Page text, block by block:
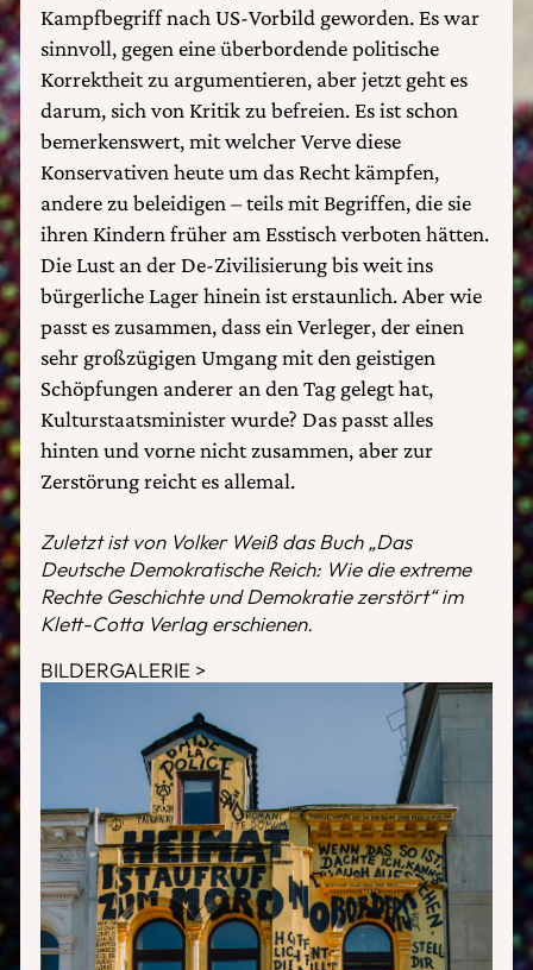
Kampfbegriff nach US-Vorbild geworden. Es war
sinnvoll, gegen eine überbordende politische
Korrektheit zu argumentieren, aber jetzt geht es
darum, sich von Kritik zu befreien. Es ist schon
bemerkenswert, mit welcher Verve diese
Konservativen heute um das Recht kämpfen,
andere zu beleidigen – teils mit Begriffen, die sie
ihren Kindern früher am Esstisch verboten hätten.
Die Lust an der De-Zivilisierung bis weit ins
bürgerliche Lager hinein ist erstaunlich. Aber wie
passt es zusammen, dass ein Verleger, der einen
sehr großzügigen Umgang mit den geistigen
Schöpfungen anderer an den Tag gelegt hat,
Kulturstaatsminister wurde? Das passt alles
hinten und vorne nicht zusammen, aber zur
Zerstörung reicht es allemal.
Zuletzt ist von Volker Weiß das Buch „Das
Deutsche Demokratische Reich: Wie die extreme
Rechte Geschichte und Demokratie zerstört“ im
Klett-Cotta Verlag erschienen.
BILDERGALERIE